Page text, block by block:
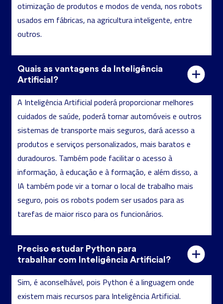
otimização de produtos e modos de venda, nos robots
usados em fábricas, na agricultura inteligente, entre
outros.
Quais as vantagens da Inteligência
Artificial?
A Inteligência Artificial poderá proporcionar melhores
cuidados de saúde, poderá tornar automóveis e outros
sistemas de transporte mais seguros, dará acesso a
produtos e serviços personalizados, mais baratos e
duradouros. Também pode facilitar o acesso à
informação, à educação e à formação, e além disso, a
IA também pode vir a tornar o local de trabalho mais
seguro, pois os robots podem ser usados para as
tarefas de maior risco para os funcionários.
Preciso estudar Python para
trabalhar com Inteligência Artificial?
Sim, é aconselhável, pois Python é a linguagem onde
existem mais recursos para Inteligência Artificial.